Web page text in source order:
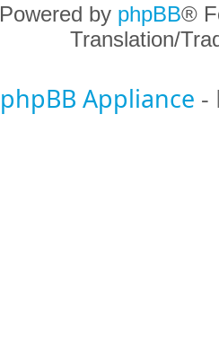
Powered by phpBB®
Translation/
phpBB Appliance -